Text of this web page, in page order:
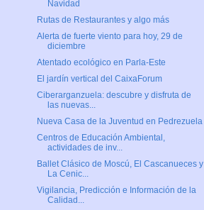
Navidad
Rutas de Restaurantes y algo más
Alerta de fuerte viento para hoy, 29 de
diciembre
Atentado ecológico en Parla-Este
El jardín vertical del CaixaForum
Ciberarganzuela: descubre y disfruta de
las nuevas...
Nueva Casa de la Juventud en Pedrezuela
Centros de Educación Ambiental,
actividades de inv...
Ballet Clásico de Moscú, El Cascanueces y
La Cenic...
Vigilancia, Predicción e Información de la
Calidad...